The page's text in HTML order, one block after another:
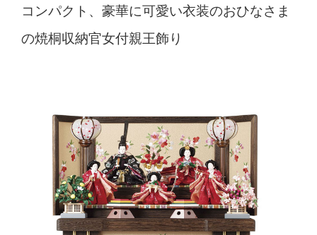
コンパクト、豪華に可愛い衣装のおひなさま
の焼桐収納官女付親王飾り